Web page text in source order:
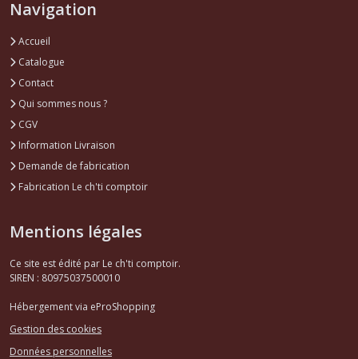
Navigation
Accueil
Catalogue
Contact
Qui sommes nous ?
CGV
Information Livraison
Demande de fabrication
Fabrication Le ch'ti comptoir
Mentions légales
Ce site est édité par Le ch'ti comptoir.
SIREN : 80975037500010
Hébergement via eProShopping
Gestion des cookies
Données personnelles